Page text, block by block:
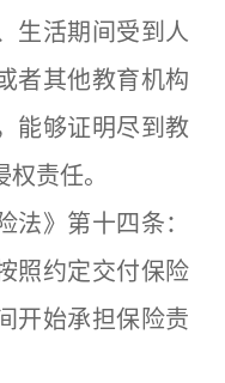
生活期间受到人
者其他教育机构
能够证明尽到教
责任。
》第十四条：
照约定交付保险
开始承担保险责